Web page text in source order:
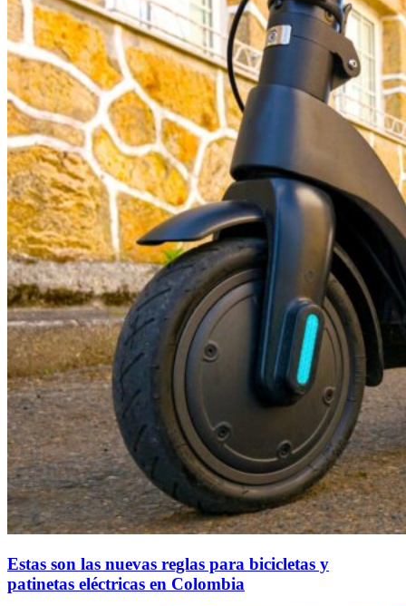
Estas son las nuevas reglas para bicicletas y
patinetas eléctricas en Colombia